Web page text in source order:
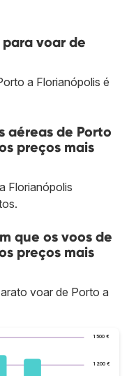
voar de
a Florianópolis é
aéreas de Porto
preços mais
Florianópolis
que os voos de
preços mais
voar de Porto a
1 200 €
1 500 €